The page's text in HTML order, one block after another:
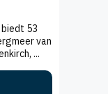
53
van
...